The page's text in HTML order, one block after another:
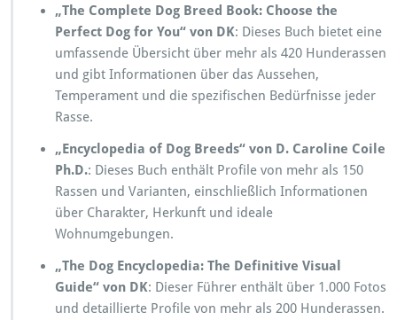
„The Complete Dog Breed Book: Choose the
Perfect Dog for You“ von DK: Dieses Buch bietet eine
umfassende Übersicht über mehr als 420 Hunderassen
und gibt Informationen über das Aussehen,
Temperament und die spezifischen Bedürfnisse jeder
Rasse.
„Encyclopedia of Dog Breeds“ von D. Caroline Coile
Ph.D.: Dieses Buch enthält Profile von mehr als 150
Rassen und Varianten, einschließlich Informationen
über Charakter, Herkunft und ideale
Wohnumgebungen.
„The Dog Encyclopedia: The Definitive Visual
Guide“ von DK: Dieser Führer enthält über 1.000 Fotos
und detaillierte Profile von mehr als 200 Hunderassen.